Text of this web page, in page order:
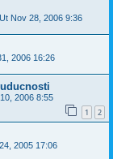
Ut Nov 28, 2006 9:36
2006 16:26
2006 8:55
1 2
2005 17:06